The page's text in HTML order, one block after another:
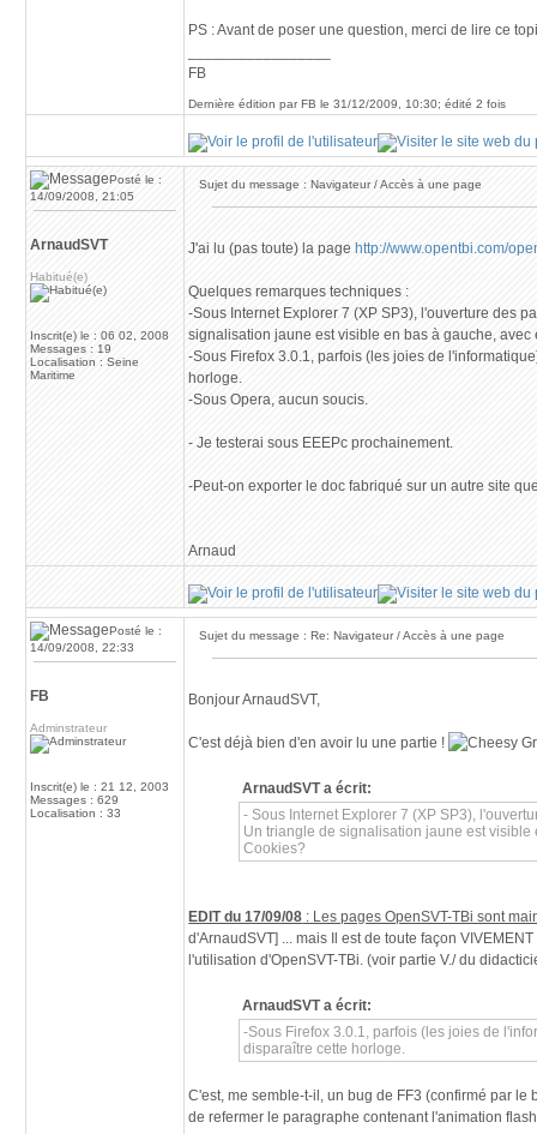
PS : Avant de poser une question, merci de lire ce
FB
Dernière édition par FB le 31/12/2009, 10:30; édité 2 fois
Posté le :
14/09/2008, 21:05
ArnaudSVT
Habitué(e)
Inscrit(e) le : 06 02, 2008
Messages : 19
Localisation : Seine
Maritime
Sujet du message : Navigateur / Accès à une page
J'ai lu (pas toute) la page http://www.opentbi.com/
Quelques remarques techniques :
-Sous Internet Explorer 7 (XP SP3), l'ouverture des
signalisation jaune est visible en bas à gauche,
-Sous Firefox 3.0.1, parfois (les joies de
horloge.
-Sous Opera, aucun soucis.
- Je testerai sous EEEPc prochainement.
-Peut-on exporter le doc fabriqué sur un autre site
Arnaud
Posté le :
14/09/2008, 22:33
FB
Adminstrateur
Inscrit(e) le : 21 12, 2003
Messages : 629
Localisation : 33
Sujet du message : Re: Navigateur / Accès à une page
Bonjour ArnaudSVT,
C'est déjà bien d'en avoir lu une partie !
ArnaudSVT a écrit:
- Sous Internet Explorer 7 (XP SP3),
Un triangle de signalisation jaune est visible
Cookies?
EDIT du 17/09/08 : Les pages OpenSVT-TBi sont
d'ArnaudSVT] ... mais Il est de toute façon
l'utilisation d'OpenSVT-TBi. (voir partie V./ du
ArnaudSVT a écrit:
-Sous Firefox 3.0.1, parfois (les joies de
disparaître cette horloge.
C'est, me semble-t-il, un bug de FF3 (confirmé par
de refermer le paragraphe contenant l'animation